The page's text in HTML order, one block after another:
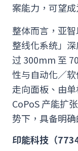
案能力，可望
整体而言，亚
整线化系统」
过 300mm 至
性与自动化／
走向面板、由
CoPoS 产能扩
势下，具备明
印能科技（